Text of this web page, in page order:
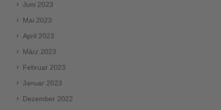
Juni 2023
Mai 2023
April 2023
März 2023
Februar 2023
Januar 2023
Dezember 2022